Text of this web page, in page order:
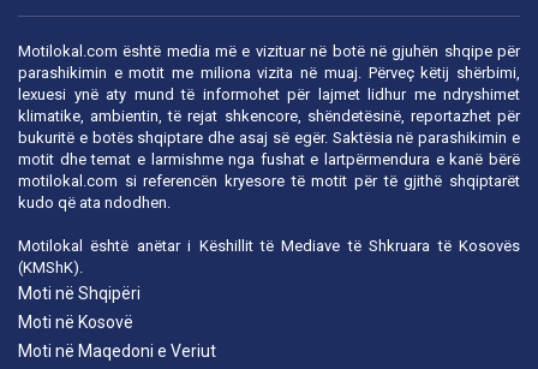
Motilokal.com është media më e vizituar në botë në gjuhën shqipe për
parashikimin e motit me miliona vizita në muaj. Përveç këtij shërbimi,
lexuesi ynë aty mund të informohet për lajmet lidhur me ndryshimet
klimatike, ambientin, të rejat shkencore, shëndetësinë, reportazhet për
bukuritë e botës shqiptare dhe asaj së egër. Saktësia në parashikimin e
motit dhe temat e larmishme nga fushat e lartpërmendura e kanë bërë
motilokal.com si referencën kryesore të motit për të gjithë shqiptarët
kudo që ata ndodhen.
Motilokal është anëtar i Këshillit të Mediave të Shkruara të Kosovës
(KMShK).
Moti në Shqipëri
Moti në Kosovë
Moti në Maqedoni e Veriut